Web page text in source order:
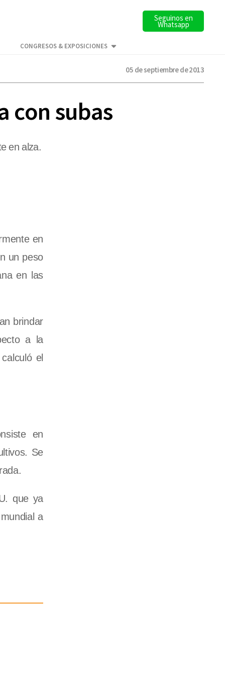
Seguinos en
Whatsapp
CONGRESOS & EXPOSICIONES
05 de septiembre de 2013
con subas
en alza.
en
un peso
en las
brindar
a la
el
en
Se
que ya
a